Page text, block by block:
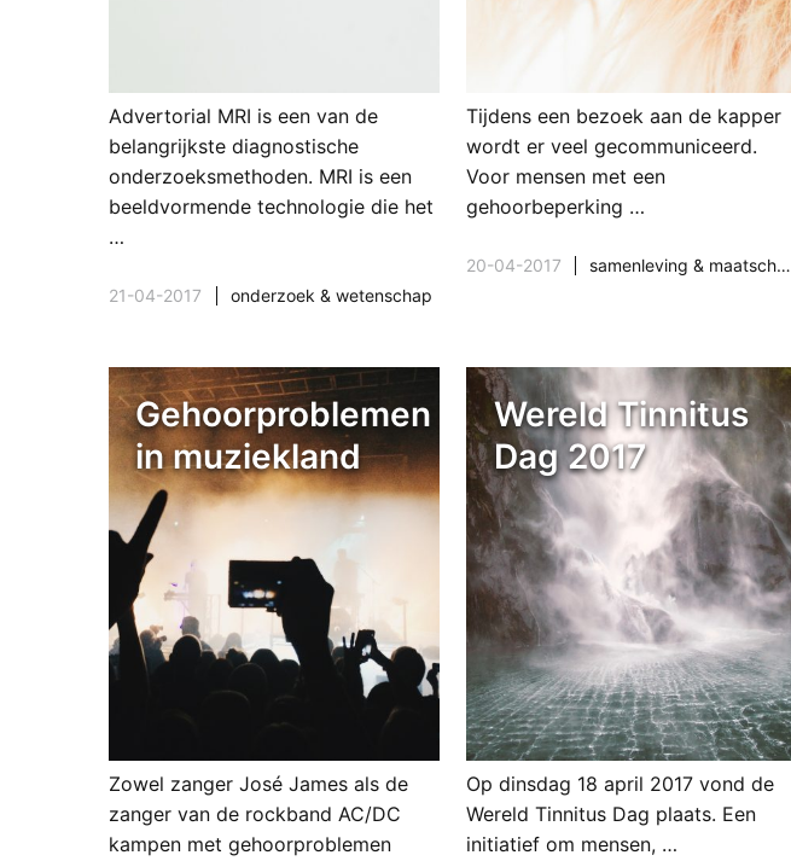
Advertorial MRI is een van de
belangrijkste diagnostische
onderzoeksmethoden. MRI is een
beeldvormende technologie die het
…
21-04-2017 onderzoek & wetenschap
Tijdens een bezoek aan de kapper
wordt er veel gecommuniceerd.
Voor mensen met een
gehoorbeperking …
20-04-2017 samenleving & maatschappij
Gehoorproblemen
in muziekland
Zowel zanger José James als de
zanger van de rockband AC/DC
kampen met gehoorproblemen
Wereld Tinnitus
Dag 2017
Op dinsdag 18 april 2017 vond de
Wereld Tinnitus Dag plaats. Een
initiatief om mensen, …